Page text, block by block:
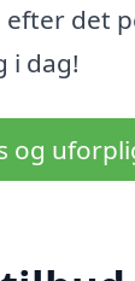
det
i dag!
og